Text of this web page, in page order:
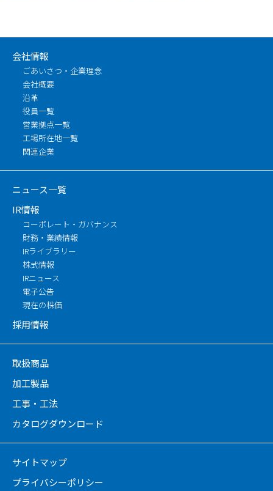
会社情報
ごあいさつ・企業理念
会社概要
沿革
役員一覧
営業拠点一覧
工場所在地一覧
関連企業
ニュース一覧
IR情報
コーポレート・ガバナンス
財務・業績情報
IRライブラリー
株式情報
IRニュース
電子公告
現在の株価
採用情報
取扱商品
加工製品
工事・工法
カタログダウンロード
サイトマップ
プライバシーポリシー